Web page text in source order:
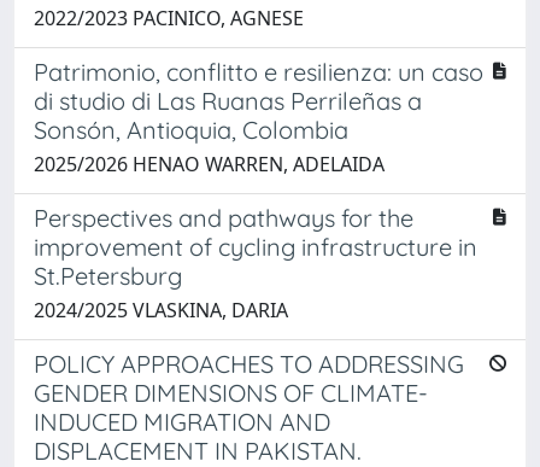
2022/2023 PACINICO, AGNESE
Patrimonio, conflitto e resilienza: un caso
di studio di Las Ruanas Perrileñas a
Sonsón, Antioquia, Colombia
2025/2026 HENAO WARREN, ADELAIDA
Perspectives and pathways for the
improvement of cycling infrastructure in
St.Petersburg
2024/2025 VLASKINA, DARIA
POLICY APPROACHES TO ADDRESSING
GENDER DIMENSIONS OF CLIMATE-
INDUCED MIGRATION AND
DISPLACEMENT IN PAKISTAN.